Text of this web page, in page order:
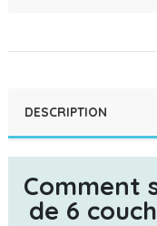
DESCRIPTION
Comment
de 6